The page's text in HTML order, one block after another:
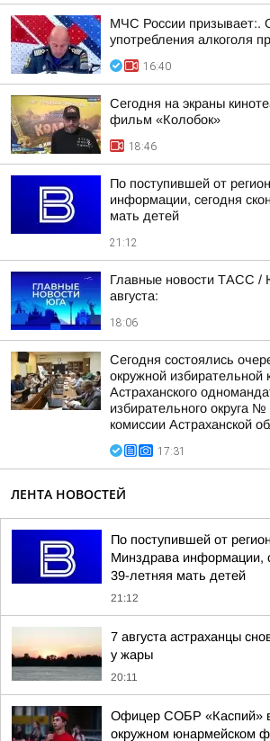
МЧС России призывает:.
употребления алкоголя
16:40
Сегодня на экраны
фильм «Колобок»
18:46
По поступившей от
информации, сегодня
мать детей
21:12
Главные новости ТАСС /
августа:
18:06
Сегодня состоялись
окружной избирательной
Астраханского
избирательного округа
комиссии Астраханской
17:31
ЛЕНТА НОВОСТЕЙ
По поступившей от
Минздрава информации,
39-летняя мать детей
21:12
7 августа астраханцы
у жары
20:11
Офицер СОБР «Каспий»
окружном юнармейском